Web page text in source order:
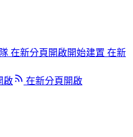
在新分頁開啟開始建置 在新
啟
在新分頁開啟